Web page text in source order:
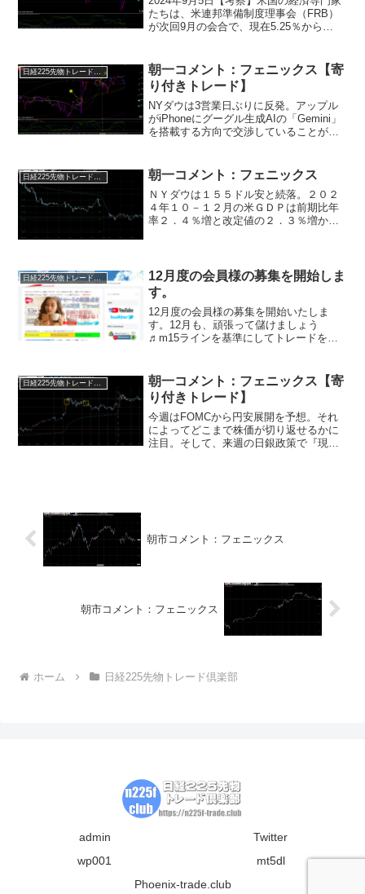
たちは、米連邦準備制度理事会（FRB）
が次回9月の会合で、現在5.25％から
に、段階的な利下げが続くと予測してい
ます。ま...
朝一コメント：フェニックス【寄
り付きトレード】
NYダウは3営業日ぶりに反発。アップル
がiPhoneにグーグル生成AIの「Gemini」
を搭載する方向で交渉していることが報
まで上昇する場面もありましたが、米長
期金...
日経225先物トレード倶楽部 朝一コメント：フェニックス
ＮＹダウは１５５ドル安と続落。２０２
４年１０－１２月の米ＧＤＰは前期比年
率２．４％増と改定値の２．３％増から
の先の経済悪化懸念から上...
12月度の会員様の募集を開始しま
す。
12月度の会員様の募集を開始いたしま
す。12月も、頑張って儲けましょう
♬m15ラインを基準にしてトレードをす
リンクから申し込みページに行けます。
どちらから申請をしていた...
日経225先物トレード倶楽部
朝一コメント：フェニックス【寄
り付きトレード】
今週はFOMCから円安展開を予想。それ
によってどこまで株価が切り返せるかに
注目。そして、来週の日銀政策で『現状
朝市コメント：フェニックス
朝市コメント：フェニックス
ホーム 日経225先物トレード倶楽部
admin
Twitter
wp001
mt5dl
Phoenix-trade.club